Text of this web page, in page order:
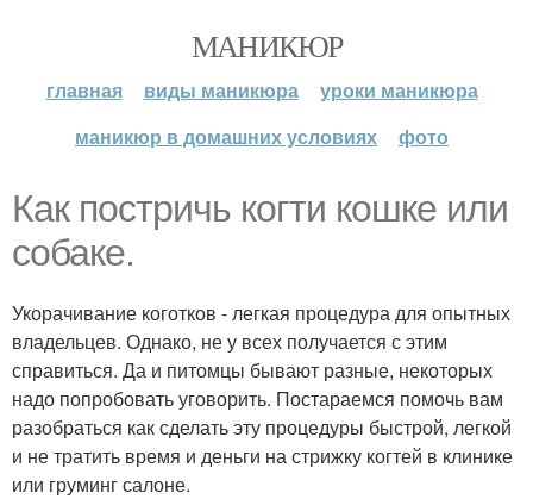
МАНИКЮР
главная виды маникюра
уроки маникюра
маникюр в домашних условиях
фото
Как постричь когти кошке или
собаке.
Укорачивание коготков - легкая процедура для опытных
владельцев. Однако, не у всех получается с этим
справиться. Да и питомцы бывают разные, некоторых
надо попробовать уговорить. Постараемся помочь вам
разобраться как сделать эту процедуры быстрой, легкой
и не тратить время и деньги на стрижку когтей в клинике
или груминг салоне.